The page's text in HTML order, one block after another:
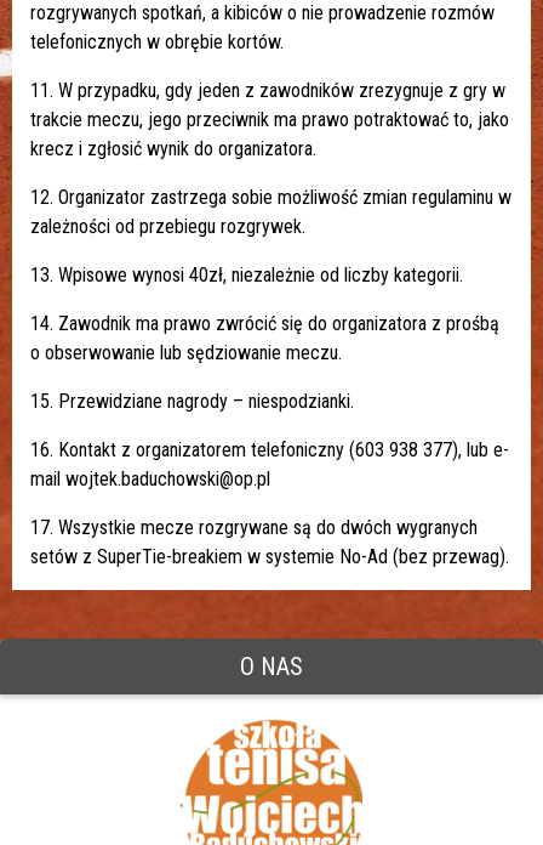
rozgrywanych spotkań, a kibiców o nie prowadzenie rozmów
telefonicznych w obrębie kortów.
11. W przypadku, gdy jeden z zawodników zrezygnuje z gry w
trakcie meczu, jego przeciwnik ma prawo potraktować to, jako
krecz i zgłosić wynik do organizatora.
12. Organizator zastrzega sobie możliwość zmian regulaminu w
zależności od przebiegu rozgrywek.
13. Wpisowe wynosi 40zł, niezależnie od liczby kategorii.
14. Zawodnik ma prawo zwrócić się do organizatora z prośbą
o obserwowanie lub sędziowanie meczu.
15. Przewidziane nagrody – niespodzianki.
16. Kontakt z organizatorem telefoniczny (603 938 377), lub e-
mail wojtek.baduchowski@op.pl
17. Wszystkie mecze rozgrywane są do dwóch wygranych
setów z SuperTie-breakiem w systemie No-Ad (bez przewag).
O NAS